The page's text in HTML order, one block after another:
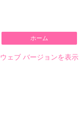
ホーム
ウェブ バージョンを表示